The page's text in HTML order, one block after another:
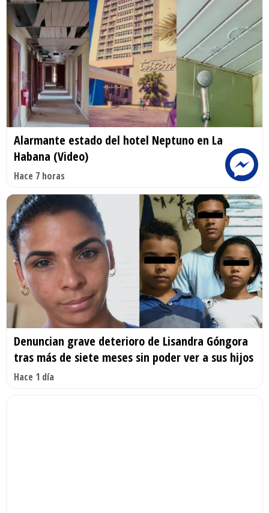
Alarmante estado del hotel Neptuno en La
Habana (Video)
Hace 7 horas
Denuncian grave deterioro de Lisandra Góngora
tras más de siete meses sin poder ver a sus hijos
Hace 1 día